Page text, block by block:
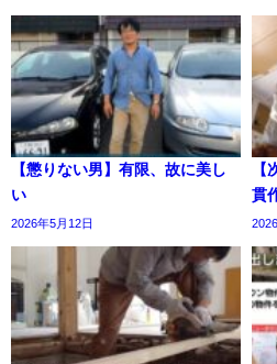
【懲りない男】有限、故に美し
い
2026年5月12日
【
貫